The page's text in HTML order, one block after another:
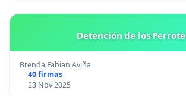
Detención de los
Brenda Fabian Aviña
40 firmas
23 Nov 2025